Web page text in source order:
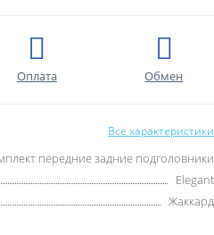
Оплата Обмен
Все характеристики
передние задние подголовники
Elegant
Жаккард